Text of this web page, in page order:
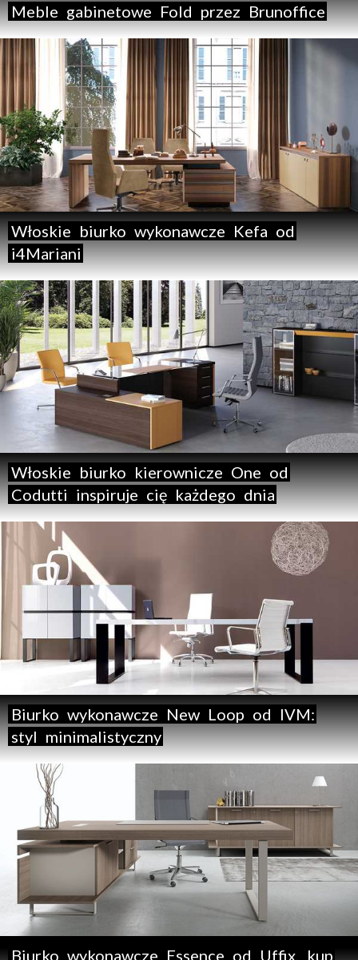
Meble gabinetowe Fold przez Brunoffice
Włoskie biurko wykonawcze Kefa od
i4Mariani
Włoskie biurko kierownicze One od
Codutti inspiruje cię każdego dnia
Biurko wykonawcze New Loop od IVM:
styl minimalistyczny
Biurko wykonawcze Essence od Uffix, kup